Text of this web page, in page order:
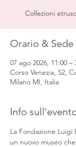
Collezioni
Orario & Sede
07 ago 2026, 11:00 –
Corso Venezia, 52,
Milano MI, Italia
Info
La Fondazione
un nuovo museo